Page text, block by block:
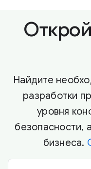
Найдите
разработки
уровня
безопасности,
бизнеса.